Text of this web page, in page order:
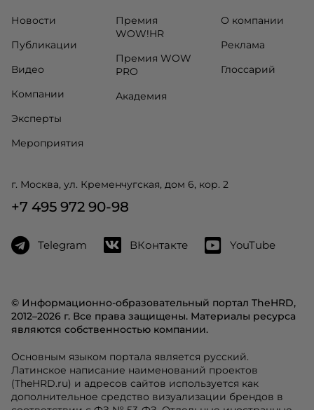
© Информационно-образовательный портал TheHRD,
2012–2026 г. Все права защищены. Материалы ресурса
являются собственностью компании.
Основным языком портала является русский.
Латинское написание наименований проектов
(TheHRD.ru) и адресов сайтов используется как
дополнительное средство визуализации брендов в
Новости
Публикации
Видео
Компании
Эксперты
Мероприятия
Премия
WOW!HR
Премия WOW
PRO
Академия
О компании
Реклама
Глоссарий
г. Москва, ул. Кременчугская, дом 6, кор. 2
+7 495 972 90-98
Telegram ВКонтакте YouTube